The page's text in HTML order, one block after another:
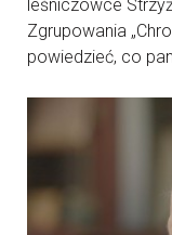
leśniczówce
Zgrupowania
powiedzieć, co